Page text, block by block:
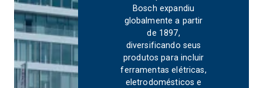
Bosch expandiu
globalmente a partir
de 1897,
diversificando seus
produtos para incluir
ferramentas elétricas,
eletrodomésticos e